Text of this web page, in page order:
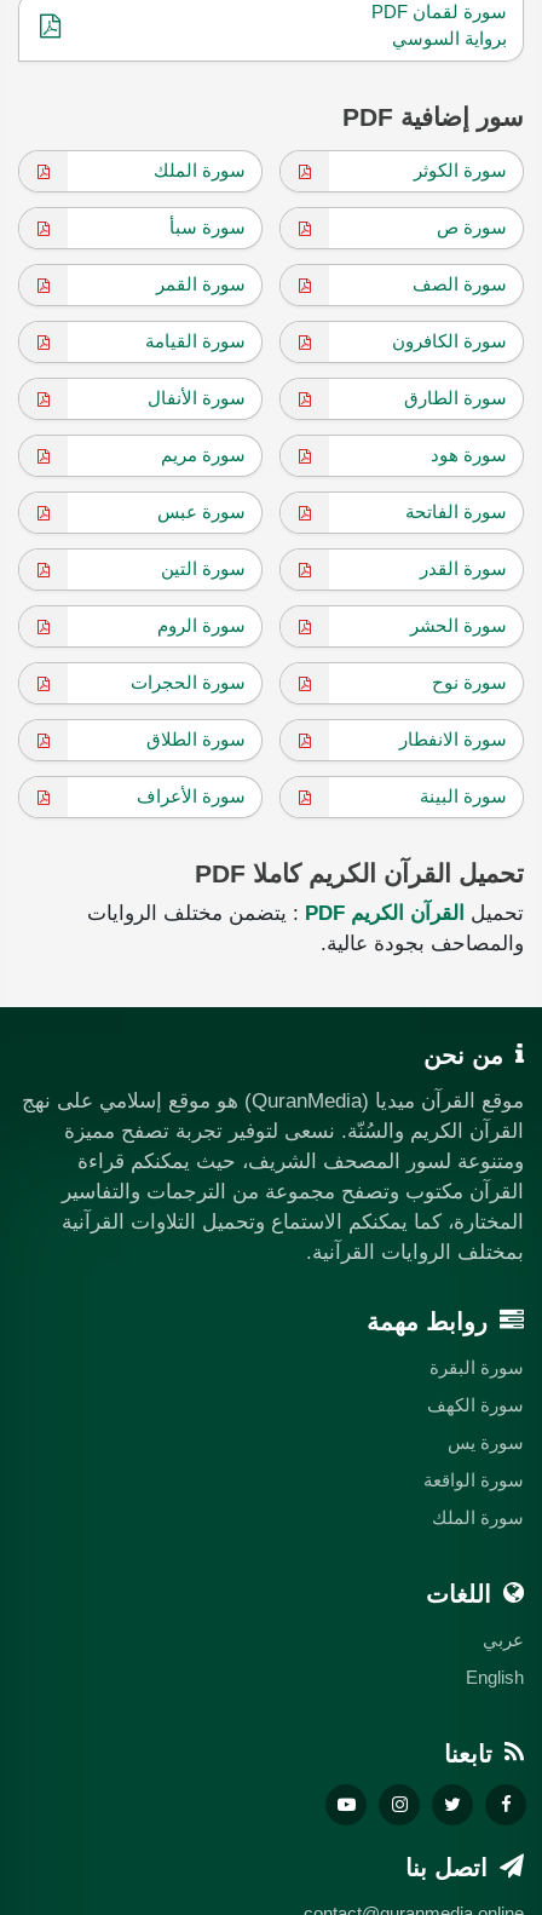
سورة لقمان PDF
برواية السوسي
سور إضافية PDF
سورة الكوثر سورة الملك
سورة ص سورة سبأ
سورة الصف سورة القمر
سورة الكافرون سورة القيامة
سورة الطارق سورة الأنفال
سورة هود سورة مريم
سورة الفاتحة سورة عبس
سورة القدر سورة التين
سورة الحشر سورة الروم
سورة نوح سورة الحجرات
سورة الانفطار سورة الطلاق
سورة البينة سورة الأعراف
تحميل القرآن الكريم كاملا PDF
تحميل القرآن الكريم PDF
: يتضمن مختلف الروايات
والمصاحف بجودة عالية.
من نحن
موقع القرآن ميديا (QuranMedia) هو موقع إسلامي على نهج
القرآن الكريم والسُنّة. نسعى لتوفير تجربة تصفح مميزة
ومتنوعة لسور المصحف الشريف، حيث يمكنكم قراءة
القرآن مكتوب وتصفح مجموعة من الترجمات والتفاسير
المختارة، كما يمكنكم الاستماع وتحميل التلاوات القرآنية
بمختلف الروايات القرآنية.
روابط مهمة
سورة البقرة
سورة الكهف
سورة يس
سورة الواقعة
سورة الملك
اللغات
عربي
English
تابعنا
اتصل بنا